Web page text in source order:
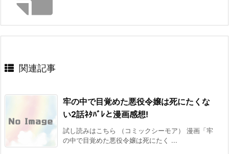
関連記事
牢の中で目覚めた悪役令嬢は死にたくな
い2話ﾈﾀﾊﾞﾚと漫画感想!
試し読みはこちら （コミックシーモア） 漫画「牢
の中で目覚めた悪役令嬢は死にたく ...